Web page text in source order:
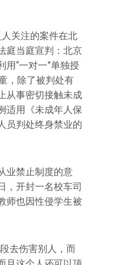
关注的案件在北
庭当庭宣判：北京
用“一对一”单独授
，除了被判处有
从事密切接触未成
适用《未成年人保
员判处终身禁业的
业禁止制度的意
，开封一名校车司
师也因性侵学生被
去伤害别人，而